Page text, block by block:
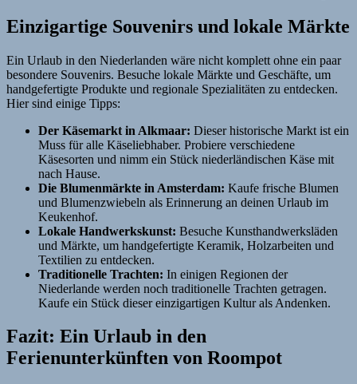
Einzigartige Souvenirs und lokale Märkte
Ein Urlaub in den Niederlanden wäre nicht komplett ohne ein paar
besondere Souvenirs. Besuche lokale Märkte und Geschäfte, um
handgefertigte Produkte und regionale Spezialitäten zu entdecken.
Hier sind einige Tipps:
Der Käsemarkt in Alkmaar: Dieser historische Markt ist ein
Muss für alle Käseliebhaber. Probiere verschiedene
Käsesorten und nimm ein Stück niederländischen Käse mit
nach Hause.
Die Blumenmärkte in Amsterdam: Kaufe frische Blumen
und Blumenzwiebeln als Erinnerung an deinen Urlaub im
Keukenhof.
Lokale Handwerkskunst: Besuche Kunsthandwerksläden
und Märkte, um handgefertigte Keramik, Holzarbeiten und
Textilien zu entdecken.
Traditionelle Trachten: In einigen Regionen der
Niederlande werden noch traditionelle Trachten getragen.
Kaufe ein Stück dieser einzigartigen Kultur als Andenken.
Fazit: Ein Urlaub in den
Ferienunterkünften von Roompot